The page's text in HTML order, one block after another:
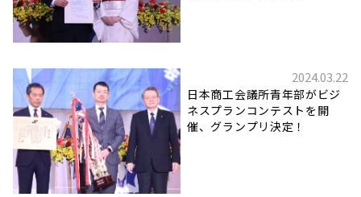
2024.03.22
日本商工会議所青年部がビジ
ネスプランコンテストを開
催、グランプリ決定！